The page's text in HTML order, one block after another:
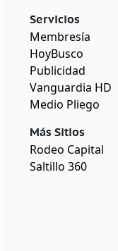
Servicios
Membresía
HoyBusco
Publicidad
Vanguardia HD
Medio Pliego
Más Sitios
Rodeo Capital
Saltillo 360